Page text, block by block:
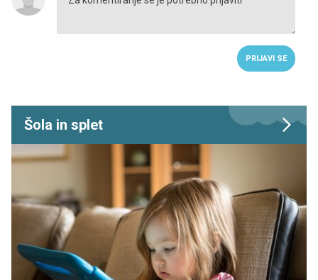
PRIJAVI SE
Šola in splet